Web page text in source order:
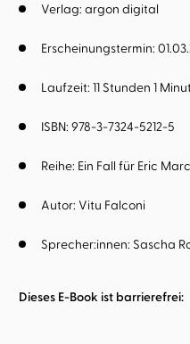
Verlag: argon digital
Erscheinungstermin:
Laufzeit: 11 Stunden 1
ISBN: 978-3-7324-5212-5
Reihe: Ein Fall für Eric
Autor: Vitu Falconi
Sprecher:innen: Sascha
Dieses E-Book ist barrierefrei: